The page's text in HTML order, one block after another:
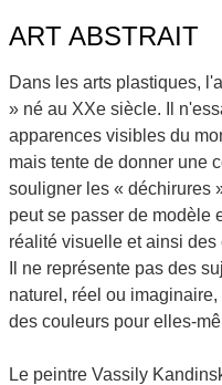
ART ABSTRAIT
Dans les arts plastiques,
» né au XXe siècle. Il
apparences visibles du
mais tente de donner une
souligner les « déchirures
peut se passer de modèle
réalité visuelle et ainsi
Il ne représente pas des
naturel, réel ou
des couleurs pour elles-
Le peintre Vassily